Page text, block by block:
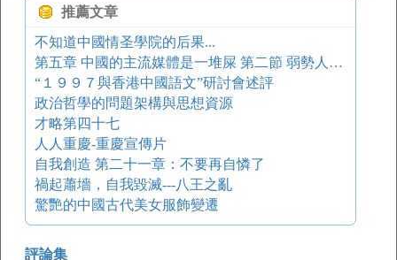
推薦文章
不知道中國情圣學院的后果...
第五章 中國的主流媒體是一堆屎 第二節 弱勢人群對主流媒體應有的態度
“１９９７與香港中國語文”研討會述評
政治哲學的問題架構與思想資源
才略第四十七
人人重慶-重慶宣傳片
自我創造 第二十一章：不要再自憐了
禍起蕭墻，自我毀滅---八王之亂
驚艷的中國古代美女服飾變遷
評論集